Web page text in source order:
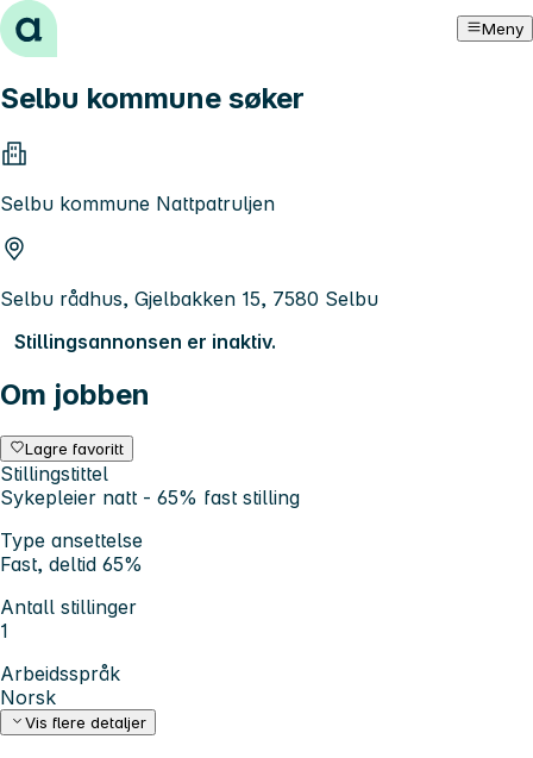
Hopp til innhold Meny
Selbu kommune søker
Selbu kommune Nattpatruljen
Selbu rådhus, Gjelbakken 15, 7580 Selbu
Stillingsannonsen er inaktiv.
Om jobben
Lagre favoritt
Stillingstittel
Sykepleier natt - 65% fast stilling
Type ansettelse
Fast, deltid 65%
Antall stillinger
1
Arbeidsspråk
Norsk
Vis flere detaljer